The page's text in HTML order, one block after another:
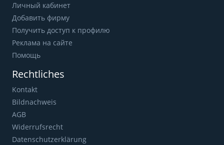
Личный кабинет
Добавить фирму
Получить доступ к профилю
Реклама на сайте
Помощь
Rechtliches
Kontakt
Bildnachweis
AGB
Widerrufsrecht
Datenschutzerklärung